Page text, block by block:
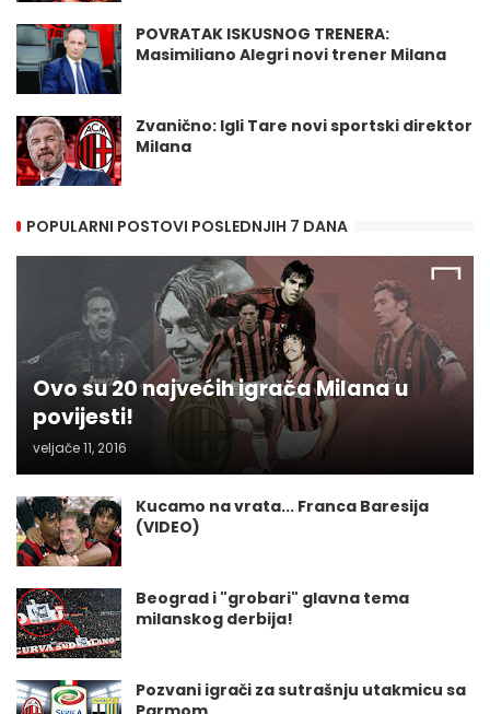
POVRATAK ISKUSNOG TRENERA:
Masimiliano Alegri novi trener Milana
Zvanično: Igli Tare novi sportski direktor
Milana
POPULARNI POSTOVI POSLEDNJIH 7 DANA
Ovo su 20 najvećih igrača Milana u
povijesti!
veljače 11, 2016
Kucamo na vrata... Franca Baresija
(VIDEO)
Beograd i "grobari" glavna tema
milanskog derbija!
Pozvani igrači za sutrašnju utakmicu sa